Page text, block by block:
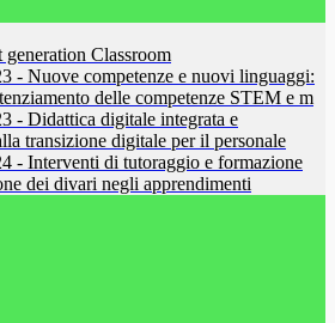
Classroom
- Nuove competenze e nuovi linguaggi:
delle competenze STEM e m
- Didattica digitale integrata e
transizione digitale per il personale
- Interventi di tutoraggio e formazione
dei divari negli apprendimenti